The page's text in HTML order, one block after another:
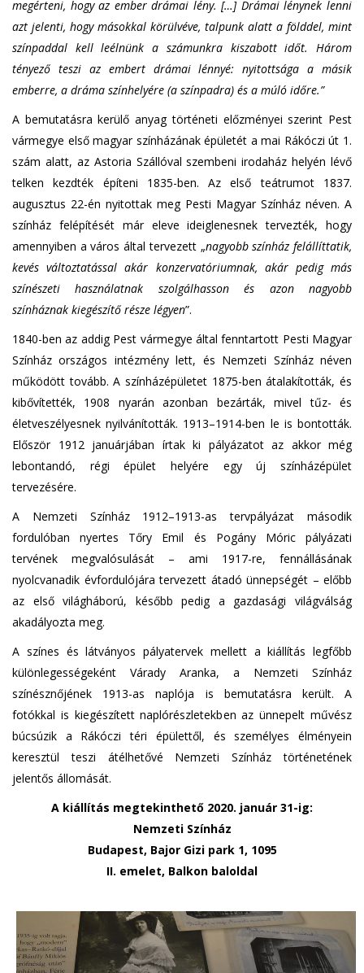
megérteni, hogy az ember drámai lény. […] Drámai lénynek lenni
azt jelenti, hogy másokkal körülvéve, talpunk alatt a földdel, mint
színpaddal kell leélnünk a számunkra kiszabott időt. Három
tényező teszi az embert drámai lénnyé: nyitottsága a másik
emberre, a dráma színhelyére (a színpadra) és a múló időre.”
A bemutatásra kerülő anyag történeti előzményei szerint Pest
vármegye első magyar színházának épületét a mai Rákóczi út 1.
szám alatt, az Astoria Szállóval szembeni irodaház helyén lévő
telken kezdték építeni 1835-ben. Az első teátrumot 1837.
augusztus 22-én nyitottak meg Pesti Magyar Színház néven. A
színház felépítését már eleve ideiglenesnek tervezték, hogy
amennyiben a város által tervezett „nagyobb színház felállíttatik,
kevés változtatással akár konzervatóriumnak, akár pedig más
színészeti használatnak szolgálhasson és azon nagyobb
színháznak kiegészítő része légyen”.
1840-ben az addig Pest vármegye által fenntartott Pesti Magyar
Színház országos intézmény lett, és Nemzeti Színház néven
működött tovább. A színházépületet 1875-ben átalakították, és
kibővítették, 1908 nyarán azonban bezárták, mivel tűz- és
életveszélyesnek nyilvánították. 1913–1914-ben le is bontották.
Először 1912 januárjában írtak ki pályázatot az akkor még
lebontandó, régi épület helyére egy új színházépület
tervezésére.
A Nemzeti Színház 1912–1913-as tervpályázat második
fordulóban nyertes Tőry Emil és Pogány Móric pályázati
tervének megvalósulását – ami 1917-re, fennállásának
nyolcvanadik évfordulójára tervezett átadó ünnepségét – előbb
az első világháború, később pedig a gazdasági világválság
akadályozta meg.
A színes és látványos pályatervek mellett a kiállítás legfőbb
különlegességeként Várady Aranka, a Nemzeti Színház
színésznőjének 1913-as naplója is bemutatásra került. A
fotókkal is kiegészített naplórészletekben az ünnepelt művész
búcsúzik a Rákóczi téri épülettől, és személyes élményein
keresztül teszi átélhetővé Nemzeti Színház történetének
jelentős állomását.
A kiállítás megtekinthető 2020. január 31-ig:
Nemzeti Színház
Budapest, Bajor Gizi park 1, 1095
II. emelet, Balkon baloldal